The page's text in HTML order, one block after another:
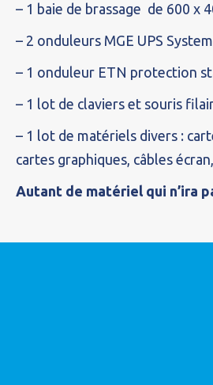
– 1 baie de brassage de 600 x
– 2 onduleurs MGE UPS
– 1 onduleur ETN protection
– 1 lot de claviers et souris
– 1 lot de matériels divers :
cartes graphiques, câbles
Autant de matériel qui n’ira